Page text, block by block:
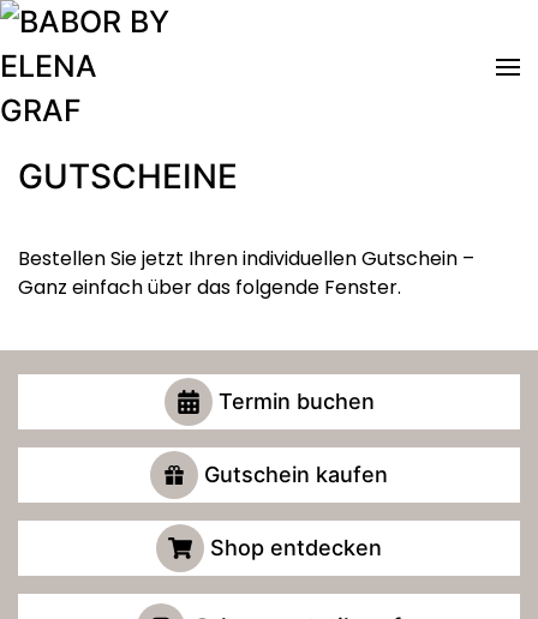
Zum Hauptinhalt springen
GUTSCHEINE
Bestellen Sie jetzt Ihren individuellen Gutschein –
Ganz einfach über das folgende Fenster.
Termin buchen
Gutschein kaufen
Shop entdecken